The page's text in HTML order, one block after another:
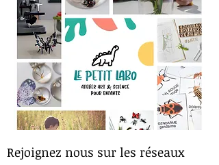
Rejoignez nous sur les réseaux